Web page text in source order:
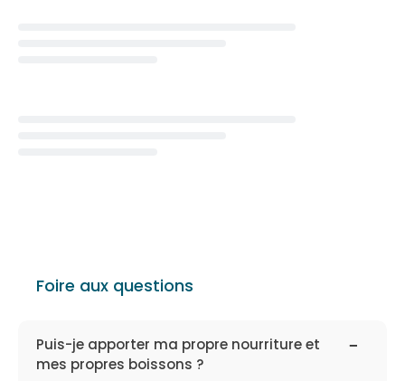
Foire aux questions
195Puis-je apporter ma propre nourriture et
mes propres boissons ?